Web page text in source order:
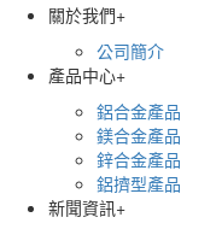
關於我們+
公司簡介
產品中心+
鋁合金產品
鎂合金產品
鋅合金產品
鋁擠型產品
新聞資訊+